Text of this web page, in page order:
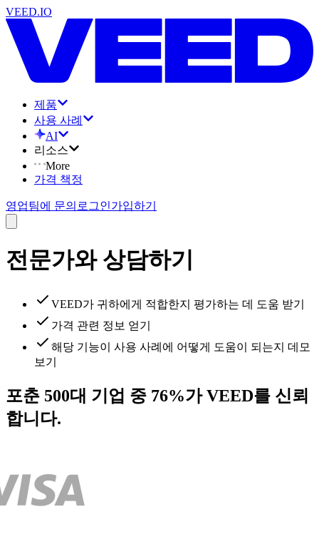
VEED.IO
제품
사용 사례
AI
리소스
More
가격 책정
영업팀에 문의 로그인가입하기
전문가와 상담하기
VEED가 귀하에게 적합한지 평가하는 데 도움 받기
가격 관련 정보 얻기
해당 기능이 사용 사례에 어떻게 도움이 되는지 데모
보기
포춘 500대 기업 중 76%가 VEED를 신뢰
합니다.